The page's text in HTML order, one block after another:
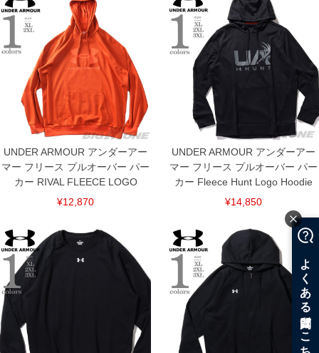
COLOR VARIATION
UNDER ARMOUR アンダーアー
マー フリース プルオーバー パー
カー RIVAL FLEECE LOGO
¥12,870
UNDER ARMOUR アンダーアー
マー フリース プルオーバー パー
カー Fleece Hunt Logo Hoodie
¥14,850